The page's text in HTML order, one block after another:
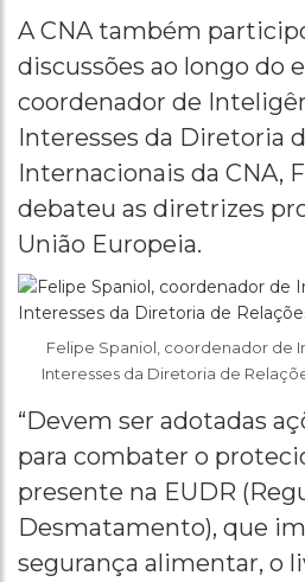
A CNA também
discussões ao longo do
coordenador de
Interesses da Diretoria
Internacionais da CNA,
debateu as diretrizes
União Europeia.
Felipe Spaniol, coordenador de
Interesses da Diretoria de
“Devem ser adotadas
para combater o
presente na EUDR
Desmatamento), que
segurança alimentar, o